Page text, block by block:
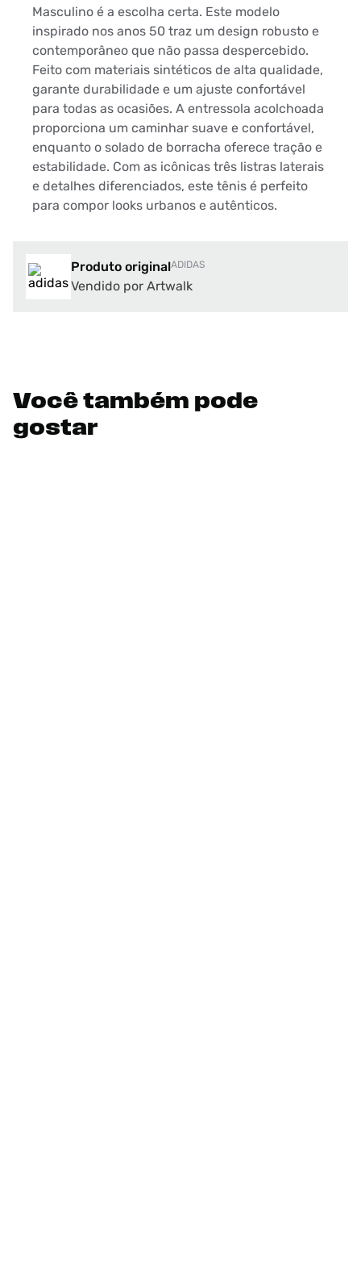
Masculino é a escolha certa. Este modelo
inspirado nos anos 50 traz um design robusto e
contemporâneo que não passa despercebido.
Feito com materiais sintéticos de alta qualidade,
garante durabilidade e um ajuste confortável
para todas as ocasiões. A entressola acolchoada
proporciona um caminhar suave e confortável,
enquanto o solado de borracha oferece tração e
estabilidade. Com as icônicas três listras laterais
e detalhes diferenciados, este tênis é perfeito
para compor looks urbanos e autênticos.
Produto originalADIDAS
Vendido por Artwalk
Você também pode
gostar